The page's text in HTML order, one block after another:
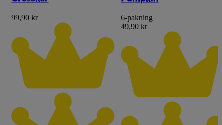
99,90 kr
6-pakning
49,90 kr